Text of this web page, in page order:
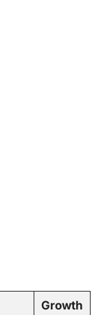
Growth